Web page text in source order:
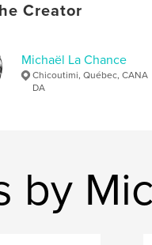
Creator
Michaël La Chance
Chicoutimi, Québec, CANA
DA
by